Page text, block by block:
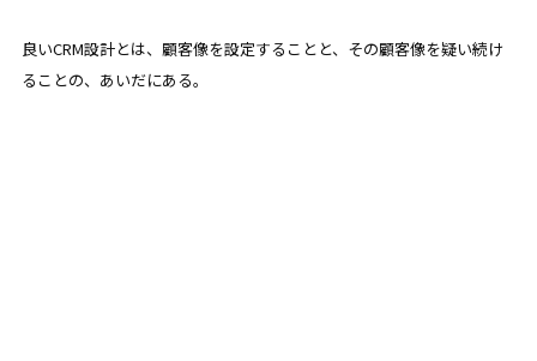
良いCRM設計とは、顧客像を設定することと、その顧客像を疑い続け
ることの、あいだにある。